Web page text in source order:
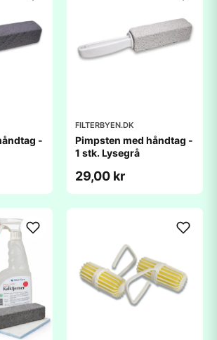
-
FILTERBYEN.DK
Pimpsten med håndtag -
1 stk. Lysegrå
29,00 kr